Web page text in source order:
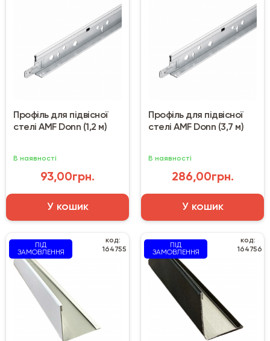
Профіль для підвісної
стелі AMF Donn (1,2 м)
В наявності
93,00грн.
У кошик
Профіль для підвісної
стелі AMF Donn (3,7 м)
В наявності
286,00грн.
У кошик
ПІД
ЗАМОВЛЕННЯ
код:
164755
ПІД
ЗАМОВЛЕННЯ
код:
164756